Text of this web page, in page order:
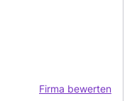
Firma bewerten